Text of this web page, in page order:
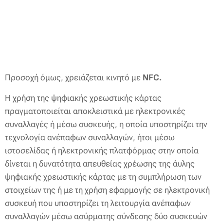
Προσοχή όμως, χρειάζεται κινητό με NFC.
Η χρήση της ψηφιακής χρεωστικής κάρτας
πραγματοποιείται αποκλειστικά με ηλεκτρονικές
συναλλαγές ή μέσω συσκευής, η οποία υποστηρίζει την
τεχνολογία ανέπαφων συναλλαγών, ήτοι μέσω
ιστοσελίδας ή ηλεκτρονικής πλατφόρμας στην οποία
δίνεται η δυνατότητα απευθείας χρέωσης της άυλης
ψηφιακής χρεωστικής κάρτας με τη συμπλήρωση των
στοιχείων της ή με τη χρήση εφαρμογής σε ηλεκτρονική
συσκευή που υποστηρίζει τη λειτουργία ανέπαφων
συναλλαγών μέσω ασύρματης σύνδεσης δύο συσκευών